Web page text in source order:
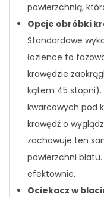
powierzchnią,
Opcje obróbki
Standardowe
łazience to
krawędzie
kątem 45 stopni).
kwarcowych pod
krawędź o
zachowuje ten
powierzchni
efektownie.
Ociekacz w